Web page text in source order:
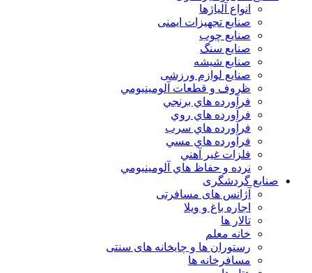
انواع آلياژها
صنایع تجهیزات ایمنی
صنایع چوب
صنایع سنگ
صنایع شیشه
صنایع لوازم ورزشی
ظروف و قطعات آلومينيومي
فرآورده هاي برنجي
فرآورده هاي روي
فرآورده هاي سرب
فرآورده هاي مسي
فلزات غير آهني
نرده و حفاظ هاي آلومينيومي
صنایع گردشگری
آژانس های مسافرتی
اجاره باغ و ویلا
تالار ها
خانه معلم
رستوران ها و چایخانه های سنتی
مسافرخانه ها